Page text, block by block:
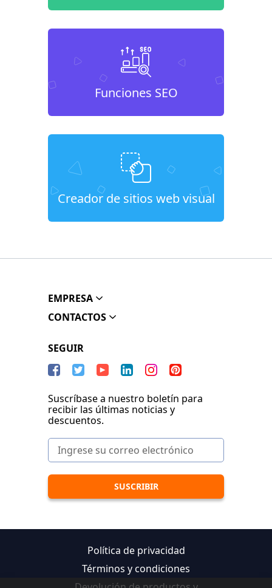
Funciones SEO
Creador de sitios web visual
EMPRESA
CONTACTOS
SEGUIR
Suscríbase a nuestro boletín para
recibir las últimas noticias y
descuentos.
Política de privacidad
Términos y condiciones